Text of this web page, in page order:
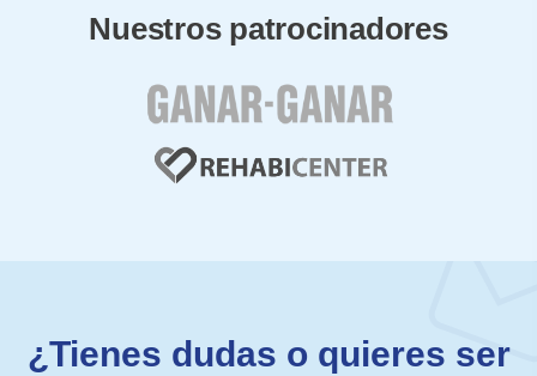
Nuestros patrocinadores
¿Tienes dudas o quieres ser